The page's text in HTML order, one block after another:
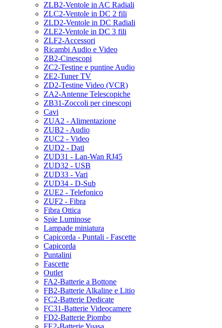
ZLB2-Ventole in AC Radiali
ZLC2-Ventole in DC 2 fili
ZLD2-Ventole in DC Radiali
ZLE2-Ventole in DC 3 fili
ZLF2-Accessori
Ricambi Audio e Video
ZB2-Cinescopi
ZC2-Testine e puntine Audio
ZE2-Tuner TV
ZD2-Testine Video (VCR)
ZA2-Antenne Telescopiche
ZB31-Zoccoli per cinescopi
Cavi
ZUA2 - Alimentazione
ZUB2 - Audio
ZUC2 - Video
ZUD2 - Dati
ZUD31 - Lan-Wan RJ45
ZUD32 - USB
ZUD33 - Vari
ZUD34 - D-Sub
ZUE2 - Telefonico
ZUF2 - Fibra
Fibra Ottica
Spie Luminose
Lampade miniatura
Capicorda - Puntali - Fascette
Capicorda
Puntalini
Fascette
Outlet
FA2-Batterie a Bottone
FB2-Batterie Alkaline e Litio
FC2-Batterie Dedicate
FC31-Batterie Videocamere
FD2-Batterie Piombo
FE2-Batterie Yuasa